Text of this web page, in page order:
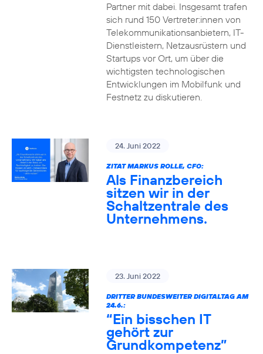
Partner mit dabei. Insgesamt trafen
sich rund 150 Vertreter:innen von
Telekommunikationsanbietern, IT-
Dienstleistern, Netzausrüstern und
Startups vor Ort, um über die
wichtigsten technologischen
Entwicklungen im Mobilfunk und
Festnetz zu diskutieren.
24. Juni 2022
ZITAT MARKUS ROLLE, CFO:
Als Finanzbereich
sitzen wir in der
Schaltzentrale des
Unternehmens.
23. Juni 2022
DRITTER BUNDESWEITER DIGITALTAG AM
24.6.:
“Ein bisschen IT
gehört zur
Grundkompetenz”